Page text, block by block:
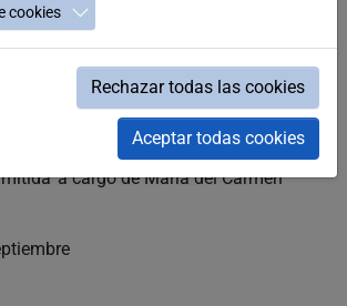
a las 20:00h
sus amigos y sus tiempos: la
a cargo de María del Carmen
cookies
Rechazar todas las cookies
Aceptar todas cookies